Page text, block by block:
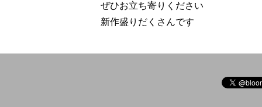
ぜひお立ち寄りください
新作盛りだくさんです